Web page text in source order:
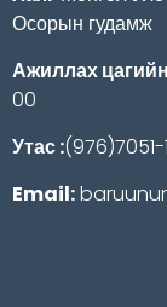
Осорын гудамж
Ажиллах
00
Утас :(976)7051-
Email: